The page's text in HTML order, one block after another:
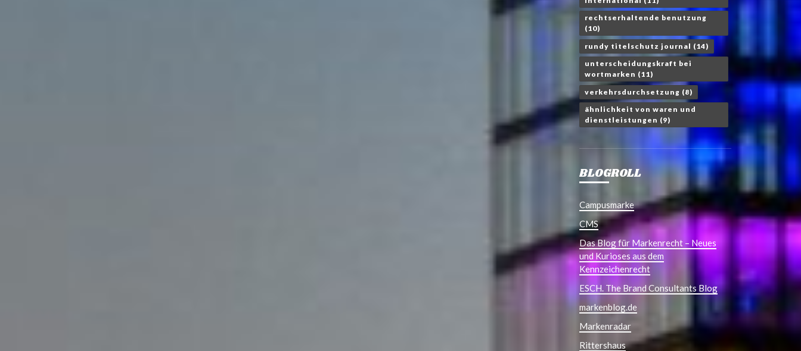
rechtserhaltende benutzung
(10)
rundy titelschutz journal (14)
unterscheidungskraft bei
wortmarken (11)
verkehrsdurchsetzung (8)
ähnlichkeit von waren und
dienstleistungen (9)
BLOGROLL
Campusmarke
CMS
Das Blog für Markenrecht – Neues
und Kurioses aus dem
Kennzeichenrecht
ESCH. The Brand Consultants Blog
markenblog.de
Markenradar
Rittershaus